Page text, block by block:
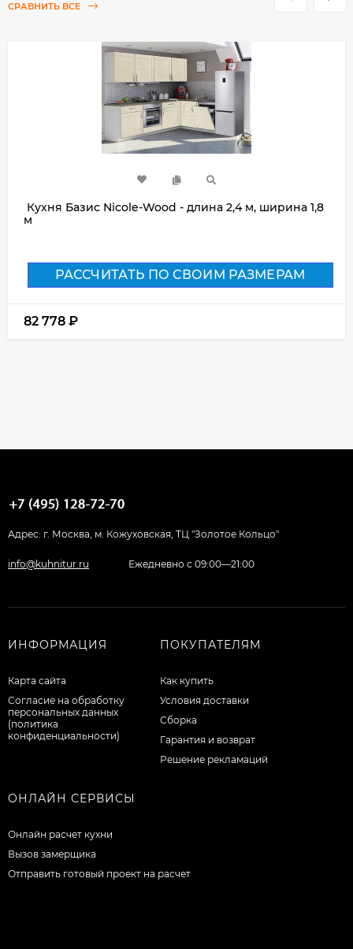
СРАВНИТЬ ВСЕ
Кухня Базис Nicole-Wood - длина 2,4 м, ширина 1,8
м
РАССЧИТАТЬ ПО СВОИМ РАЗМЕРАМ
82 778 ₽
Адрес: г. Москва, м. Кожуховская, ТЦ "Золотое Кольцо"
info@kuhnitur.ru Ежедневно с 09:00—21:00
ИНФОРМАЦИЯ
Карта сайта
Согласие на обработку
персональных данных
(политика
конфиденциальности)
ПОКУПАТЕЛЯМ
Как купить
Условия доставки
Сборка
Гарантия и возврат
Решение рекламаций
ОНЛАЙН СЕРВИСЫ
Онлайн расчет кухни
Вызов замерщика
Отправить готовый проект на расчет